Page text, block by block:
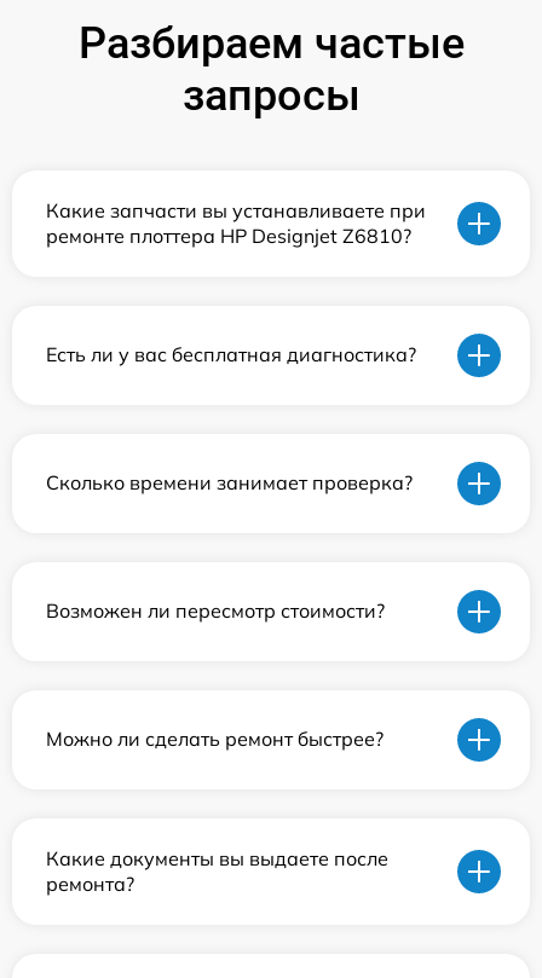
Разбираем частые
запросы
Какие запчасти вы устанавливаете при
ремонте плоттера HP Designjet Z6810?
Есть ли у вас бесплатная диагностика?
Сколько времени занимает проверка?
Возможен ли пересмотр стоимости?
Можно ли сделать ремонт быстрее?
Какие документы вы выдаете после
ремонта?